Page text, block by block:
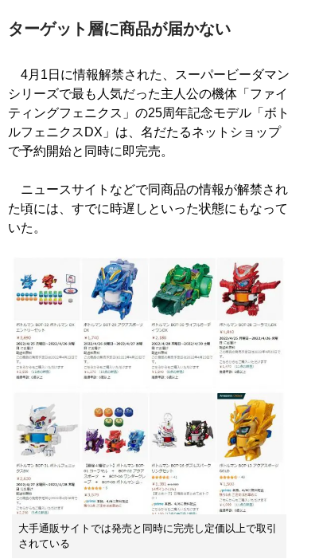
ターゲット層に商品が届かない
4月1日に情報解禁された、スーパービーダマン
シリーズで最も人気だった主人公の機体「ファイ
ティングフェニクス」の25周年記念モデル「ボト
ルフェニクスDX」は、名だたるネットショップ
で予約開始と同時に即完売。
ニュースサイトなどで同商品の情報が解禁され
た頃には、すでに時遅しといった状態にもなって
いた。
大手通販サイトでは発売と同時に完売し定価以上で取引
されている